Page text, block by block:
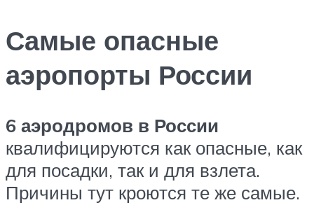
Самые опасные
аэропорты России
6 аэродромов в России
квалифицируются как опасные, как
для посадки, так и для взлета.
Причины тут кроются те же самые.